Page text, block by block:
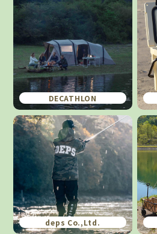
DECATHLON
deps Co.,Ltd.